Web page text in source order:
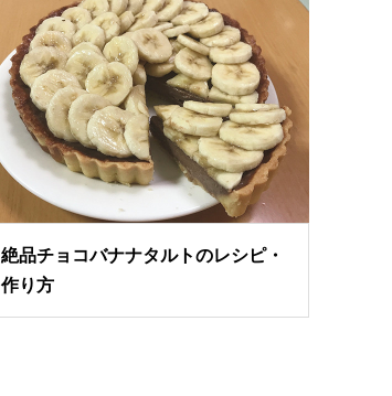
絶品チョコバナナタルトのレシピ・
作り方